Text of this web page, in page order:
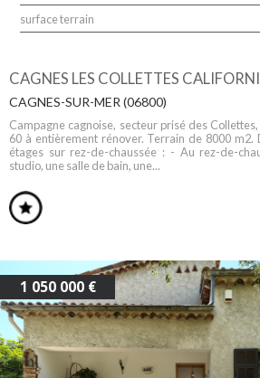
surface terrain
CAGNES LES COLLETTES
CAGNES-SUR-MER (06800)
Campagne cagnoise, secteur prisé des
60 à entièrement rénover. Terrain de 8000 m2.
étages sur rez-de-chaussée : - Au rez-de-
studio, une salle de bain, une...
1 050 000 €